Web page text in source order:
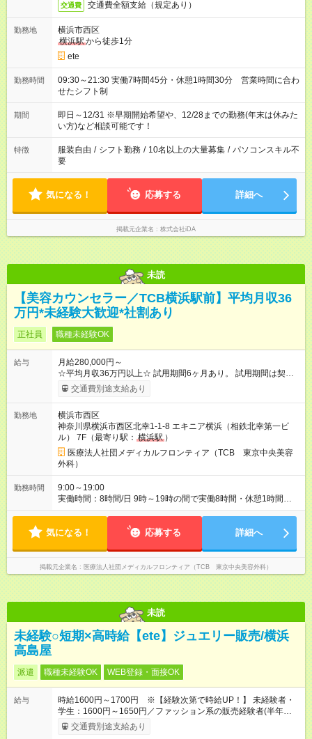
交通費 交通費全額支給（規定あり）
勤務地
横浜市西区
横浜駅から徒歩1分
ete
勤務時間
09:30～21:30 実働7時間45分・休憩1時間30分 営業時間に合わ
せたシフト制
期間
即日～12/31 ※早期開始希望や、12/28までの勤務(年末は休みた
い方)など相談可能です！
特徴 服装自由 / シフト勤務 / 10名以上の大量募集 / パソコンスキル不
要
気になる！ 応募する 詳細へ
掲載元企業名 株式会社iDA
未読
【美容カウンセラー／TCB横浜駅前】平均月収36
万円*未経験大歓迎*社割あり
正社員 職種未経験OK
給与
月給280,000円～
☆平均月収36万円以上☆ 試用期間6ヶ月あり。 試用期間は契約
社員として、月給26万円となります。 ＜試用期間終了後＞ 月給
28万円+インセンティブ（平均8万円）+残業代等 ＝平均月収36
次昇給制度アリ】 年次昇給制度で毎年月給が上がっていくので
役職につかない場合でもしっかり昇給♪ 【試用期間】試用期間あ
り 試用期間の長さ：6ヶ月 ※ 雇用形態と給与に、本採用時と異
なる部分があります。 雇用形態：中途採用（契約社員） 給与：
月給 260,000円以上
交通費別途支給あり
勤務地
横浜市西区
神奈川県横浜市西区北幸1-1-8 エキニア横浜（相鉄北幸第一ビ
ル） 7F（最寄り駅： 横浜駅 ）
医療法人社団メディカルフロンティア（TCB 東京中央美容
外科）
勤務時間
9:00～19:00
実働時間：8時間/日 9時～19時の間で実働8時間・休憩1時間
【残業ほぼ無し！】 残業月平均3時間のため、ほぼ毎日定時で退
気になる！ 応募する 詳細へ
掲載元企業名 医療法人社団メディカルフロンティア（TCB 東京中央美容外科）
未読
未経験○短期×高時給【ete】ジュエリー販売/横浜
高島屋
派遣 職種未経験OK WEB登録・面接OK
給与
時給1600円～1700円 ※【経験次第で時給UP！】 未経験者・
学生：1600円～1650円／ファッション系の販売経験者(半年以
上)：1650円～1700円
交通費別途支給あり